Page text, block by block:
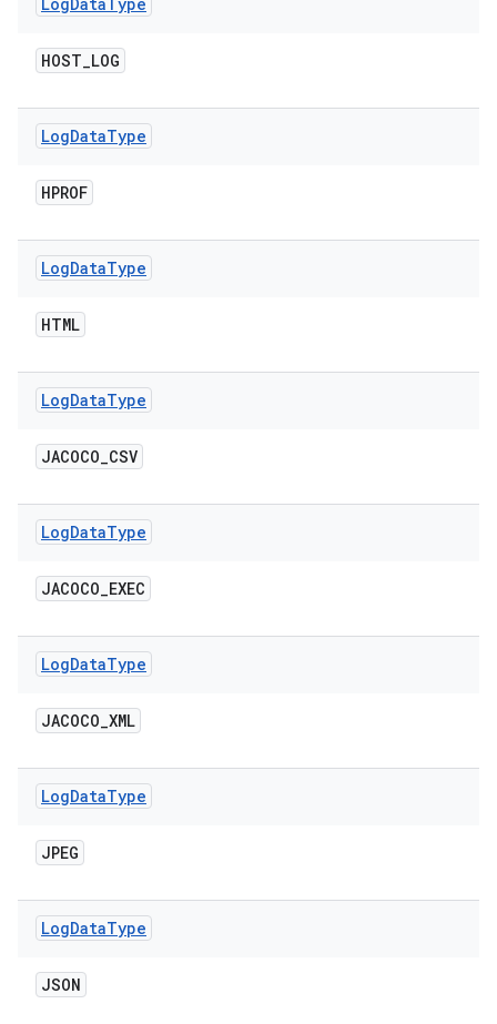
HOST_LOG
LogDataType
HPROF
LogDataType
HTML
LogDataType
JACOCO_CSV
LogDataType
JACOCO_EXEC
LogDataType
JACOCO_XML
LogDataType
JPEG
LogDataType
JSON